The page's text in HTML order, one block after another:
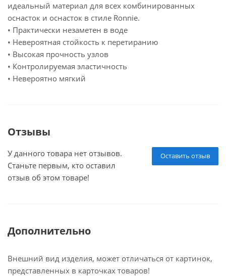
идеальный материал для всех комбинированных
оснасток и оснасток в стиле Ronnie.
• Практически незаметен в воде
• Невероятная стойкость к перетиранию
• Высокая прочность узлов
• Контролируемая эластичность
• Невероятно мягкий
Отзывы
Оставить отзыв
У данного товара нет отзывов.
Станьте первым, кто оставил
отзыв об этом товаре!
Дополнительно
Внешний вид изделия, может отличаться от картинок,
представленных в карточках товаров!